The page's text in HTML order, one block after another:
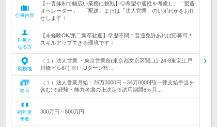
仕事内容
【一貫体制で幅広い業務に挑戦】◎希望や適性を考慮し、「製造
オペレーター」、「配送」または「法人営業」のいずれかをお任
せします！
対象と
なる方
【未経験OK/第二新卒歓迎】学歴不問＊普通免許あれば応募可＊
スキルアップできる環境です！
勤務地
（１）法人営業 ・東京営業所(東京都文京区関口1-24-8東宝江戸
川橋ビル6F) ※I・Uターン歓…
給与
（１）法人営業月給：26万3000円～34万8000円(一律支給手当を
含む)※経験・能力考慮の上決定※試用期間6ヵ月…
初年度
年収
300万円～500万円